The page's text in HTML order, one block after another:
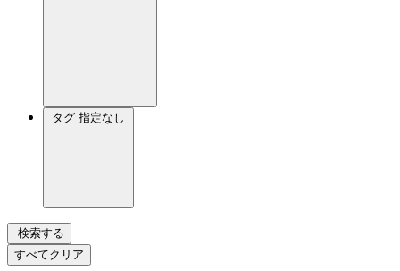
タグ 指定なし
検索する
すべてクリア